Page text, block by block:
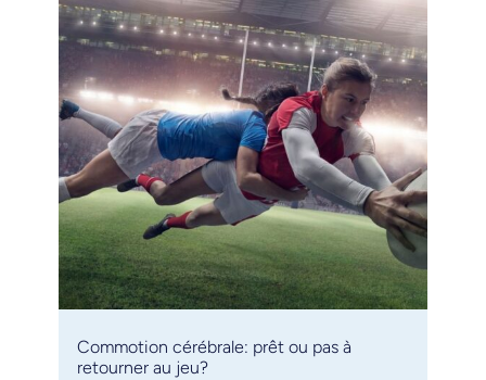
Commotion cérébrale: prêt ou pas à
retourner au jeu?